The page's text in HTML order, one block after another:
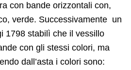
con bande orizzontali con,
verde. Successivamente un
1798 stabilì che il vessillo
con gli stessi colori, ma
dall’asta i colori sono: